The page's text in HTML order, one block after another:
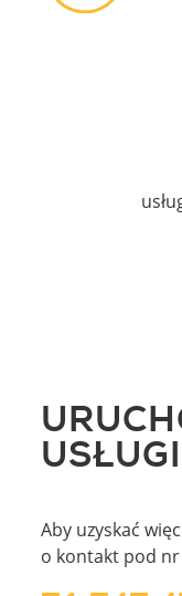
USŁUGI
Aby uzyskać
o kontakt pod